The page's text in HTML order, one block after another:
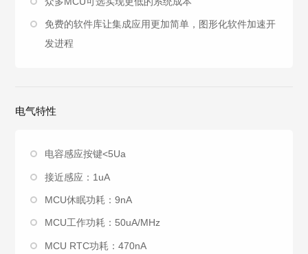
免费的软件库让集成应用更加简单，图形化软件加速开
发进程
电气特性
电容感应按键<5Ua
接近感应：1uA
MCU休眠功耗：9nA
MCU工作功耗：50uA/MHz
MCU RTC功耗：470nA